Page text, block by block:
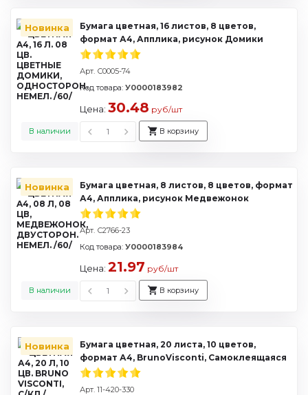
Новинка
Бумага цветная, 16 листов, 8 цветов,
формат А4, Апплика, рисунок Домики
Арт. С0005-74
В наличии
Код товара: У0000183982
Цена: 30.48 руб/шт
В корзину
Новинка
Бумага цветная, 8 листов, 8 цветов, формат
А4, Апплика, рисунок Медвежонок
Арт. С2766-23
В наличии
Код товара: У0000183984
Цена: 21.97 руб/шт
В корзину
Новинка
Бумага цветная, 20 листа, 10 цветов,
формат А4, BrunoVisconti, Самоклеящаяся
Арт. 11-420-330